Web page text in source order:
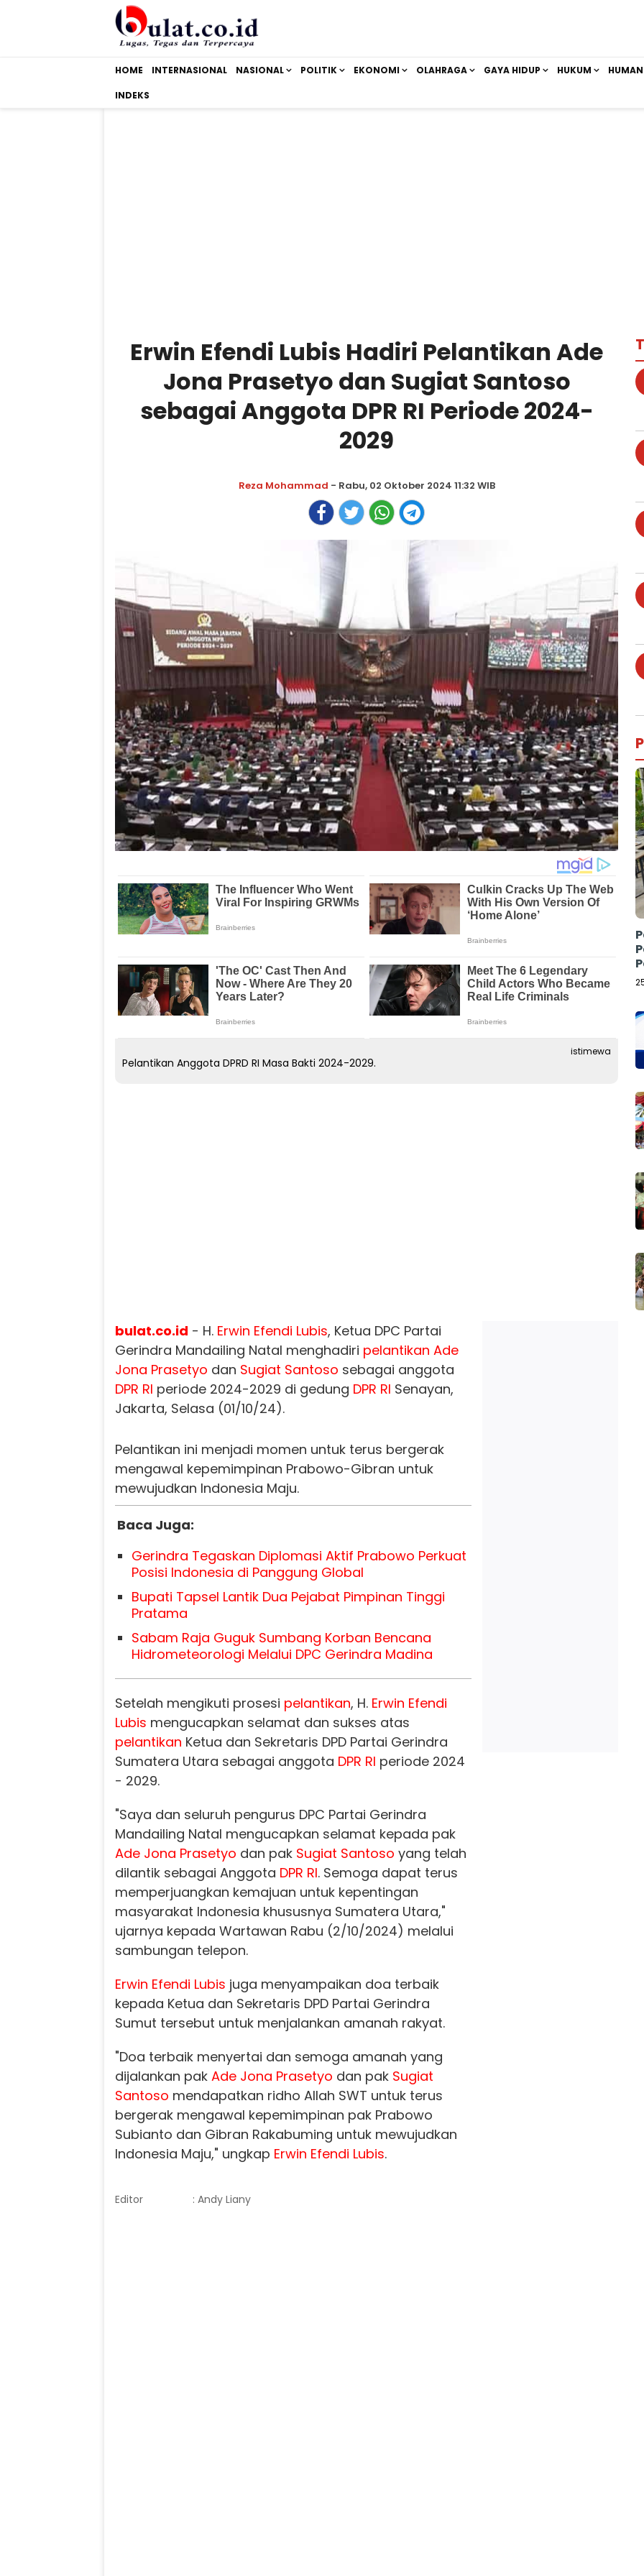
HOME INTERNASIONAL NASIONAL POLITIK EKONOMI OLAHRAGA GAYA HIDUP HUKUM
INDEKS
Erwin Efendi Lubis Hadiri Pelantikan Ade
Jona Prasetyo dan Sugiat Santoso
sebagai Anggota DPR RI Periode 2024-
2029
Reza Mohammad - Rabu, 02 Oktober 2024 11:32 WIB
istimewa
Pelantikan Anggota DPRD RI Masa Bakti 2024-2029.
bulat.co.id - H. Erwin Efendi Lubis, Ketua DPC Partai
Gerindra Mandailing Natal menghadiri pelantikan Ade
Jona Prasetyo dan Sugiat Santoso sebagai anggota
DPR RI periode 2024-2029 di gedung DPR RI Senayan,
Jakarta, Selasa (01/10/24).
Pelantikan ini menjadi momen untuk terus bergerak
mengawal kepemimpinan Prabowo-Gibran untuk
mewujudkan Indonesia Maju.
Baca Juga:
Gerindra Tegaskan Diplomasi Aktif Prabowo Perkuat
Posisi Indonesia di Panggung Global
Bupati Tapsel Lantik Dua Pejabat Pimpinan Tinggi
Pratama
Sabam Raja Guguk Sumbang Korban Bencana
Hidrometeorologi Melalui DPC Gerindra Madina
Setelah mengikuti prosesi pelantikan, H. Erwin Efendi
Lubis mengucapkan selamat dan sukses atas
pelantikan Ketua dan Sekretaris DPD Partai Gerindra
Sumatera Utara sebagai anggota DPR RI periode 2024
- 2029.
"Saya dan seluruh pengurus DPC Partai Gerindra
Mandailing Natal mengucapkan selamat kepada pak
Ade Jona Prasetyo dan pak Sugiat Santoso yang telah
dilantik sebagai Anggota DPR RI. Semoga dapat terus
memperjuangkan kemajuan untuk kepentingan
masyarakat Indonesia khususnya Sumatera Utara,"
ujarnya kepada Wartawan Rabu (2/10/2024) melalui
sambungan telepon.
Erwin Efendi Lubis juga menyampaikan doa terbaik
kepada Ketua dan Sekretaris DPD Partai Gerindra
Sumut tersebut untuk menjalankan amanah rakyat.
"Doa terbaik menyertai dan semoga amanah yang
dijalankan pak Ade Jona Prasetyo dan pak Sugiat
Santoso mendapatkan ridho Allah SWT untuk terus
bergerak mengawal kepemimpinan pak Prabowo
Subianto dan Gibran Rakabuming untuk mewujudkan
Indonesia Maju," ungkap Erwin Efendi Lubis.
Editor : Andy Liany